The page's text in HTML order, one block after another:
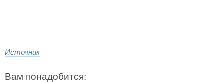
Источник
Вам понадобится: